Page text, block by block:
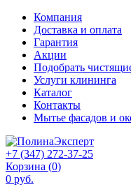
Компания
Доставка и оплата
Гарантия
Акции
Подобрать
Услуги клининга
Каталог
Контакты
Мытье фасадов и
+7 (347) 272-37-25
Корзина (0)
0 руб.